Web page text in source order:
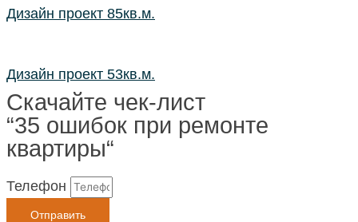
Дизайн проект 85кв.м.
Дизайн проект 53кв.м.
Cкачайте чек-лист
“35 ошибок при ремонте
квартиры“
Телефон
Отправить